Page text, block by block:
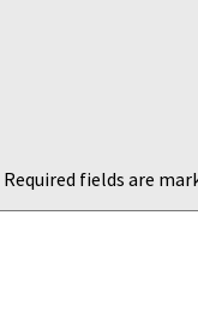
Required fields are